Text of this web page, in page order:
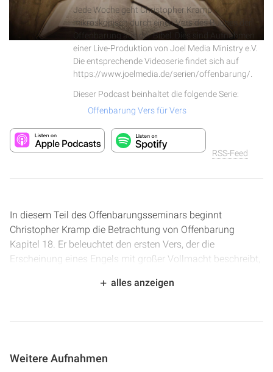
Jede Woche geht Christopher Kramp
mikroskopisch durch einen Vers des Buches der
Offenbarung aus der Bibel. Dies sind Aufnahmen
einer Live-Produktion von Joel Media Ministry e.V.
Die entsprechende Videoserie findet sich auf
https://www.joelmedia.de/serien/offenbarung/.
Dieser Podcast beinhaltet die folgende Serie:
Offenbarung Vers für Vers
RSS-Feed
In diesem Teil des Offenbarungsseminars beginnt
Christopher Kramp die Betrachtung von Offenbarung
Kapitel 18. Er beleuchtet den ersten Vers, der die
Erscheinung eines Engels mit großer Vollmacht beschreibt,
Verbindungen zu früheren Engelsbotschaften in
der Herrlichkeit Gottes, die die Erde erleuchten soll, anhand
alles anzeigen
Weitere Aufnahmen
Spenden